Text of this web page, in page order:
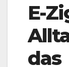
E-
das